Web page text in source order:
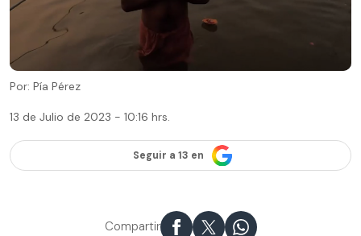
Por: Pía Pérez
13 de Julio de 2023 - 10:16 hrs.
Seguir a 13 en
Compartir